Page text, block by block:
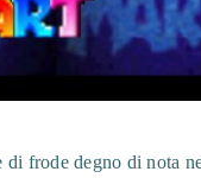
di frode degno di nota